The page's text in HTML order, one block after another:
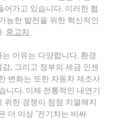
어가고 있습니다. 이러한 협
능한 발전을 위한 혁신적인
. 중고차
이유는 다양합니다. 환경
, 그리고 정부의 세금 인센
변화는 또한 자동차 제조사
니다. 이제 전통적인 내연기
위한 경쟁이 점점 치열해지
더 이상 ‘전기차는 비싸